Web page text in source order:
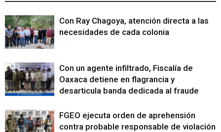
Con Ray Chagoya, atención directa a las
necesidades de cada colonia
Con un agente infiltrado, Fiscalía de
Oaxaca detiene en flagrancia y
desarticula banda dedicada al fraude
FGEO ejecuta orden de aprehensión
contra probable responsable de violación